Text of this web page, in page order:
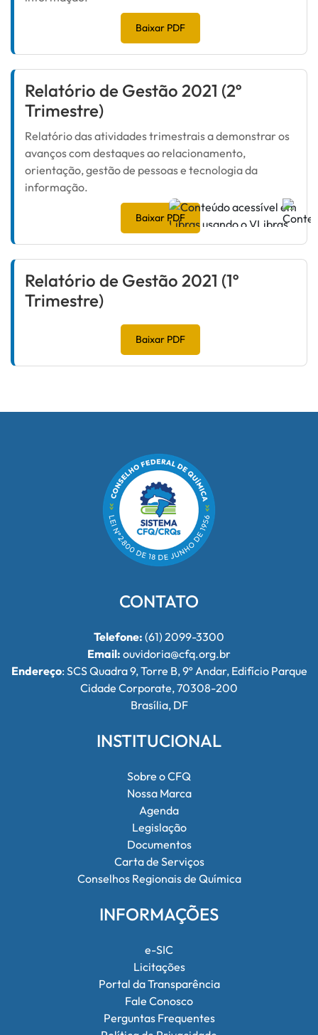
Baixar PDF
Relatório de Gestão 2021 (2º
Trimestre)
Relatório das atividades trimestrais a demonstrar os
avanços com destaques ao relacionamento,
orientação, gestão de pessoas e tecnologia da
informação.
Baixar PDF
Relatório de Gestão 2021 (1º
Trimestre)
Baixar PDF
CONTATO
Telefone: (61) 2099-3300
Email: ouvidoria@cfq.org.br
Endereço: SCS Quadra 9, Torre B, 9º Andar, Edifício Parque
Cidade Corporate, 70308-200
Brasília, DF
INSTITUCIONAL
Sobre o CFQ
Nossa Marca
Agenda
Legislação
Documentos
Carta de Serviços
Conselhos Regionais de Química
INFORMAÇÕES
e-SIC
Licitações
Portal da Transparência
Fale Conosco
Perguntas Frequentes